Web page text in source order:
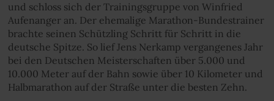
und schloss sich der Trainingsgruppe von Winfried
Aufenanger an. Der ehemalige Marathon-Bundestrainer
brachte seinen Schützling Schritt für Schritt in die
deutsche Spitze. So lief Jens Nerkamp vergangenes Jahr
bei den Deutschen Meisterschaften über 5.000 und
10.000 Meter auf der Bahn sowie über 10 Kilometer und
Halbmarathon auf der Straße unter die besten Zehn.